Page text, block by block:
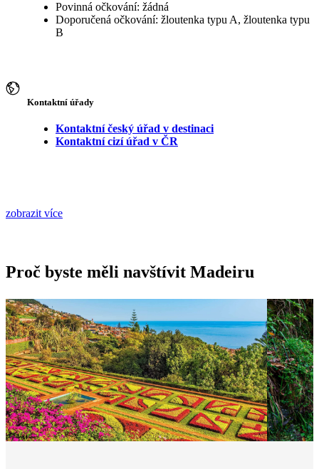
Povinná očkování: žádná
Doporučená očkování: žloutenka typu A, žloutenka typu
B
Kontaktní úřady
Kontaktní český úřad v destinaci
Kontaktní cizí úřad v ČR
zobrazit více
Proč byste měli navštívit Madeiru